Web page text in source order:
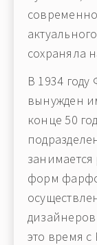
сохраняла
В 1934
вынужден
конце 50
форм
это время с